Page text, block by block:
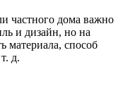
частного дома важно
и дизайн, но на
материала, способ
д.